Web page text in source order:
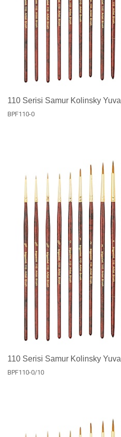
110 Serisi Samur Kolinsky
BPF110-0
110 Serisi Samur Kolinsky
BPF110-0/10